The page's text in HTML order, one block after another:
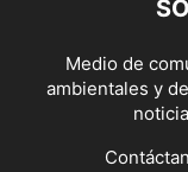
Medio de
ambientales y